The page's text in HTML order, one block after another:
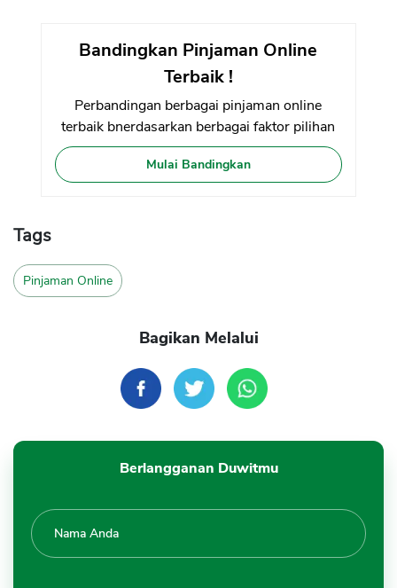
Bandingkan Pinjaman Online
Terbaik !
Perbandingan berbagai pinjaman online
terbaik bnerdasarkan berbagai faktor pilihan
Mulai Bandingkan
Tags
Pinjaman Online
Bagikan Melalui
Berlangganan Duwitmu